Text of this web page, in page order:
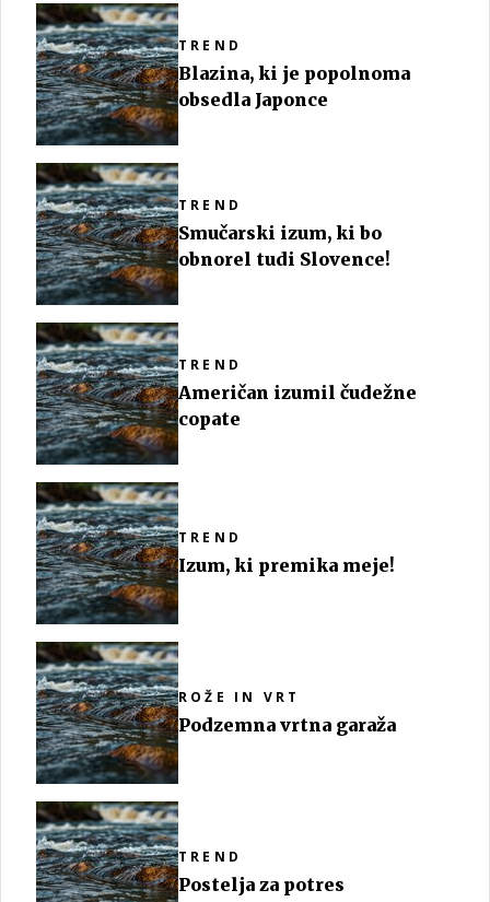
TREND
Blazina, ki je popolnoma
obsedla Japonce
TREND
Smučarski izum, ki bo
obnorel tudi Slovence!
TREND
Američan izumil čudežne
copate
TREND
Izum, ki premika meje!
ROŽE IN VRT
Podzemna vrtna garaža
TREND
Postelja za potres